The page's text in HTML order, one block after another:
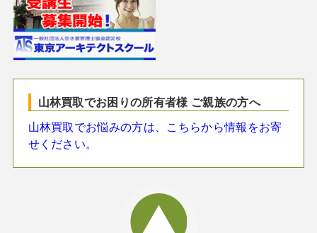
山林買取でお困りの所有者様 ご親族の方へ
山林買取でお悩みの方は、こちらから情報をお寄
せください。